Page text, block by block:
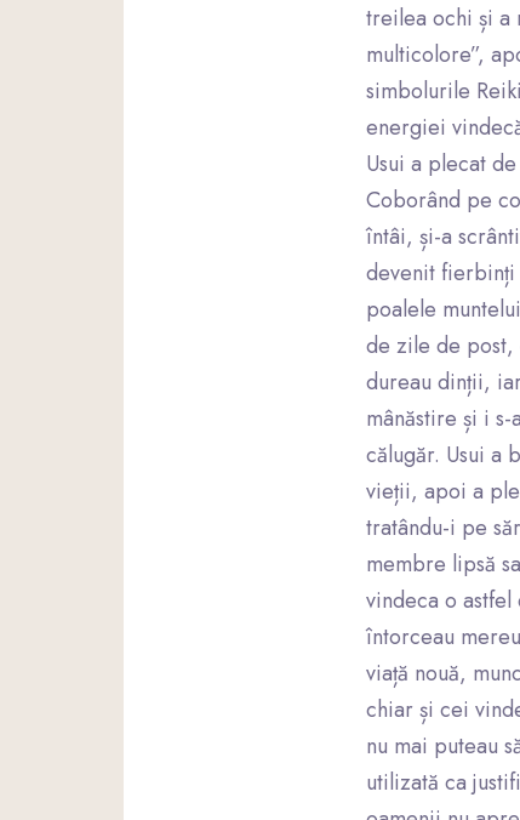
treilea ochi și a
multicolore”,
simbolurile
energiei
Usui a plecat
Coborând pe
întâi, și-a
devenit fierbinți
poalele
de zile de post,
dureau dinții,
mânăstire și i
călugăr. Usui a
vieții, apoi a
tratându-i pe
membre lipsă
vindeca o
întorceau
viață nouă,
chiar și cei
nu mai puteau
utilizată ca